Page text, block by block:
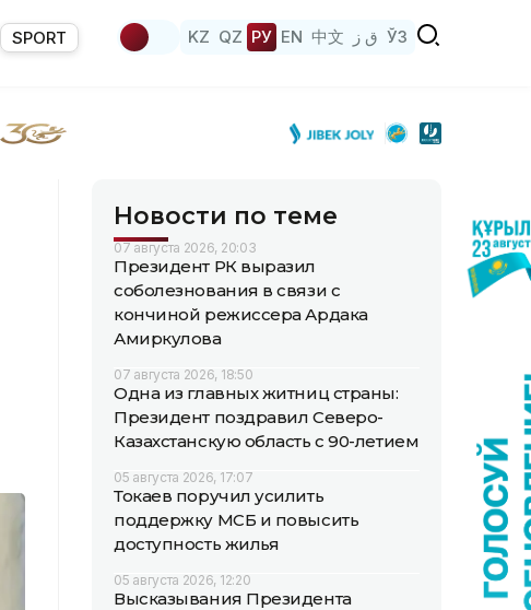
SPORT KZ QZ РУ EN 中文 ق ز ЎЗ
Новости по теме
07 августа 2026, 20:03
Президент РК выразил
соболезнования в связи с
кончиной режиссера Ардака
Амиркулова
07 августа 2026, 18:50
Одна из главных житниц страны:
Президент поздравил Северо-
Казахстанскую область с 90-летием
05 августа 2026, 17:07
Токаев поручил усилить
поддержку МСБ и повысить
доступность жилья
05 августа 2026, 12:20
Высказывания Президента